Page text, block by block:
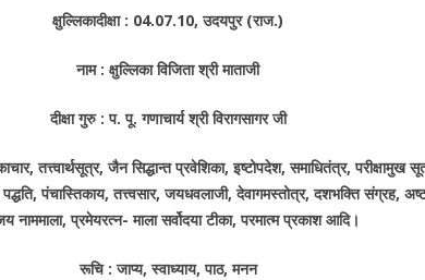
क्षुल्लिकादीक्षा : 04.07.10, उदयपुर (राज.)
नाम : क्षुल्लिका विजिता श्री माताजी
दीक्षा गुरु : प. पू. गणाचार्य श्री विरागसागर जी
जैन सिद्धान्त प्रवेशिका, इष्टोपदेश, समाधितंत्र, परीक्षामुख
पंचास्तिकाय, तत्त्वसार, जयधवलाजी, देवागमस्तोत्र, दशभक्ति संग्रह,
नाममाला, प्रमेयरत्न- माला सर्वोदया टीका, परमात्म प्रकाश आदि।
रूचि : जाप्य, स्वाध्याय, पाठ, मनन